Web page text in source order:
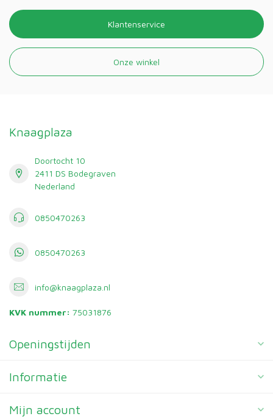
Klantenservice
Onze winkel
Knaagplaza
Doortocht 10
2411 DS Bodegraven
Nederland
0850470263
0850470263
info@knaagplaza.nl
KVK nummer: 75031876
Openingstijden
Informatie
Mijn account